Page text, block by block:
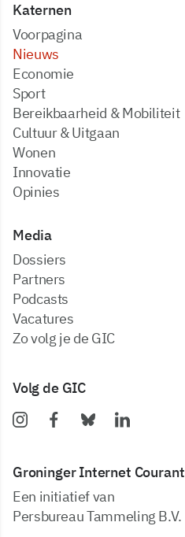
Katernen
Voorpagina
Nieuws
Economie
Sport
Bereikbaarheid & Mobiliteit
Cultuur & Uitgaan
Wonen
Innovatie
Opinies
Media
dossiers
partners
podcasts
vacatures
zo volg je de GIC
Volg de GIC
Groninger Internet Courant
Een initiatief van
Persbureau Tammeling B.V.